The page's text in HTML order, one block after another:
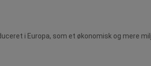
i Europa, som et økonomisk og mere